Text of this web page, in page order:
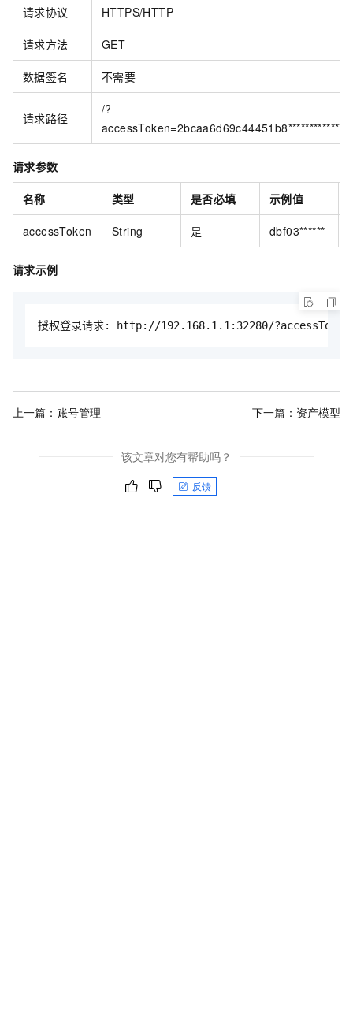
请求协议 HTTPS/HTTP
请求方法 GET
数据签名 不需要
请求路径
/?
请求参数
名称 类型 是否必填 示例值
accessToken String 是 dbf03******
请求示例
授权登录请求: http://192.168.1.1:32280/
上一篇： 账号管理 下一篇： 资产模型
该文章对您有帮助吗？
反馈